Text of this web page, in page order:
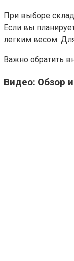
При выборе
Если вы
легким весом.
Важно обратить
Видео: Обзор